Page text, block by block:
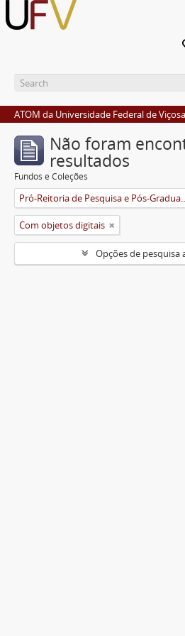
ATOM da Universidade Federal de Viçosa
Não foram
resultados
Fundos e Coleções
Pró-Reitoria de
Com objetos digitais
Opções de pesquisa